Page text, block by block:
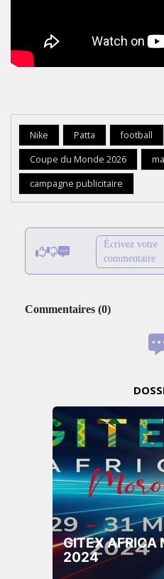
Nike Patta football
Coupe du Monde 2026
campagne publicitaire
Écrivez votre
commentaire
Commentaires (0)
GITEX AFRICA
2024